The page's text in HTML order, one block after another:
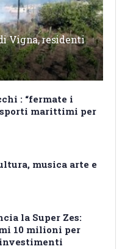
Vigna, residenti
: “fermate i
marittimi per
musica arte e
la Super Zes:
10 milioni per